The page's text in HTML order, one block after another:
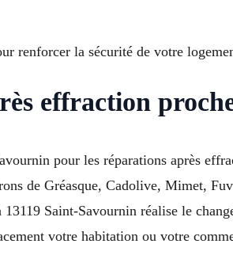
renforcer la sécurité de votre
effraction
pour les réparations après
de Gréasque, Cadolive, Mimet,
Saint-Savournin réalise le
votre habitation ou votre